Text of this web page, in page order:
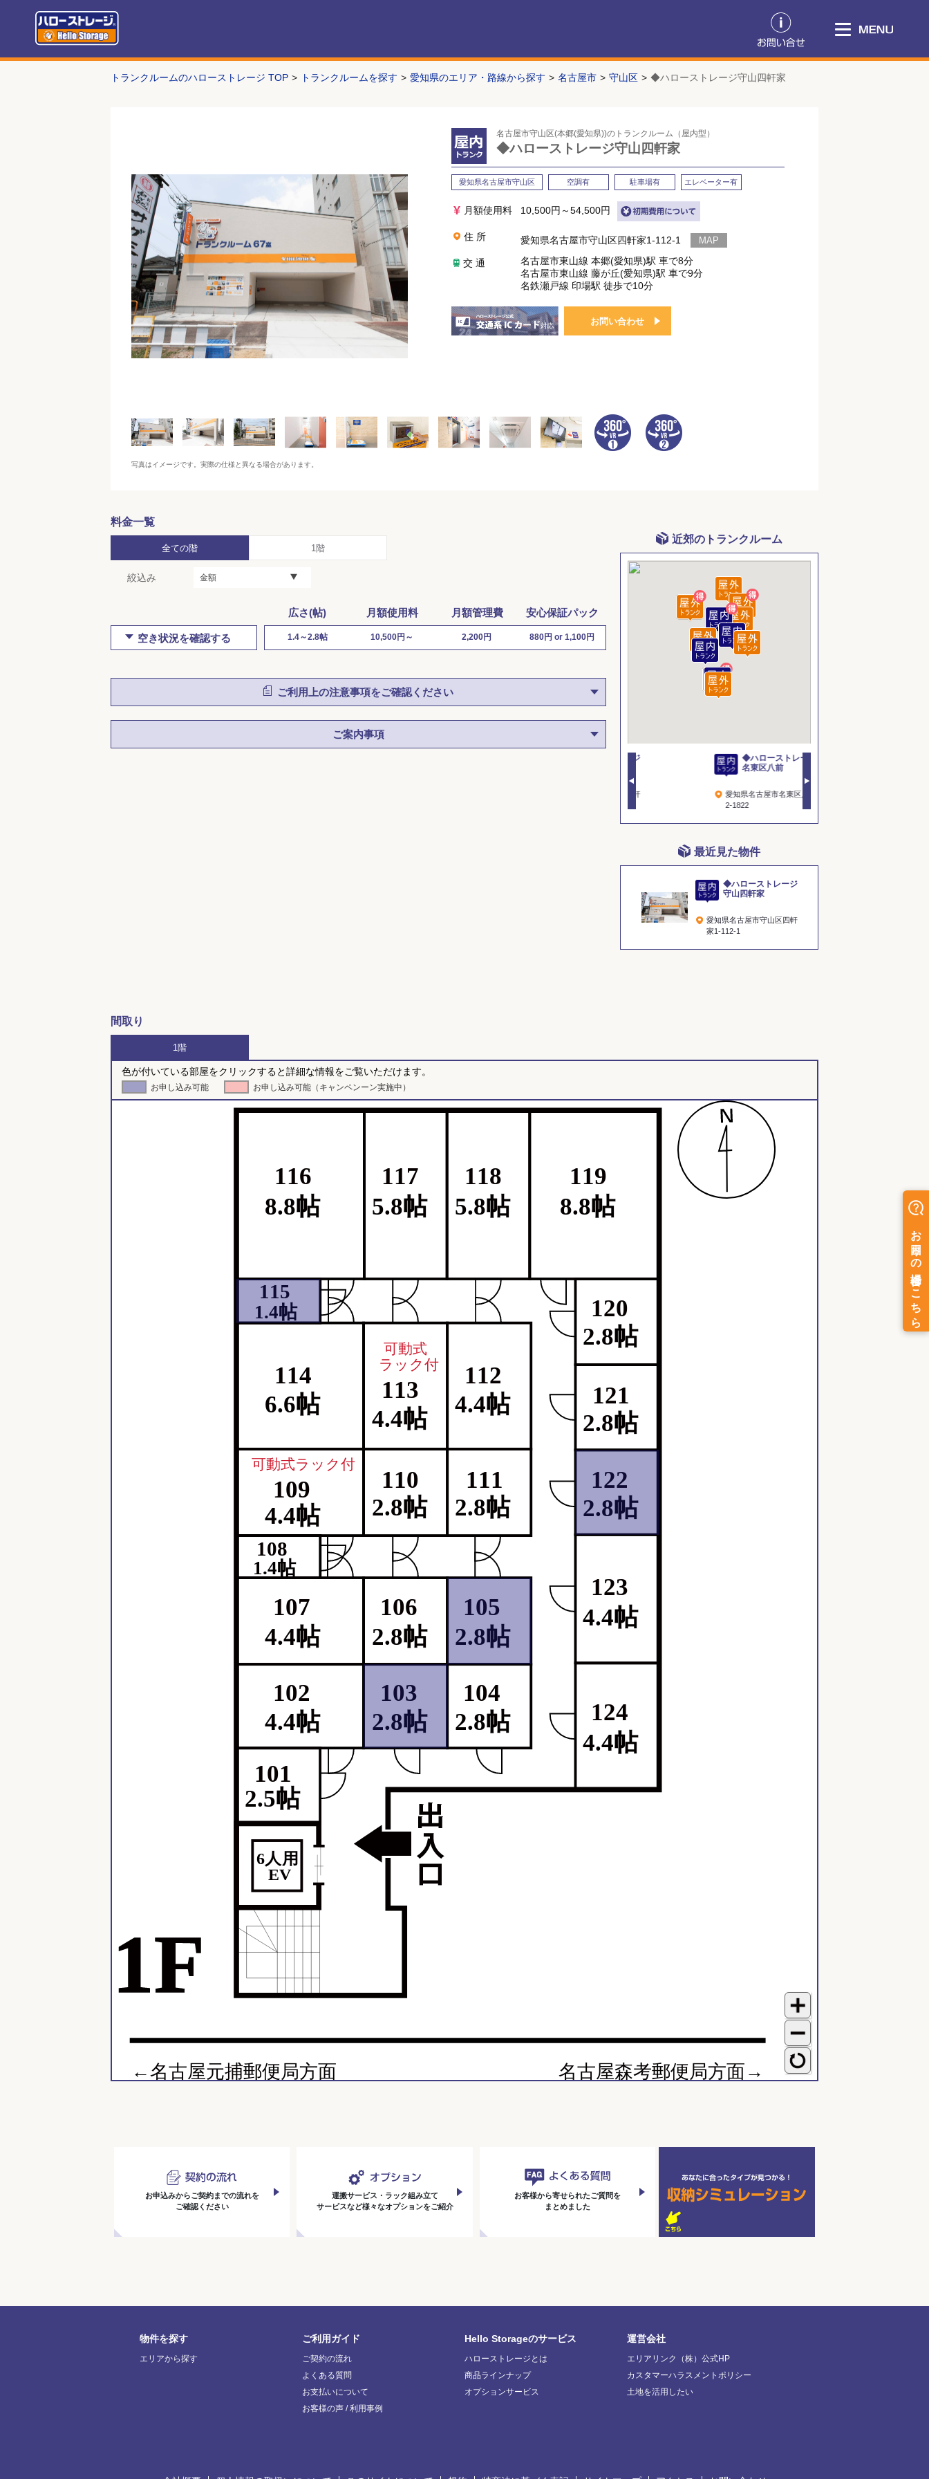
トランクルームのハローストレージ TOP トランクルームを探す 愛知県のエリア・路線から探す 名古屋市 守山区 ◆ハローストレージ守山四軒家
名古屋市守山区(本郷(愛知県))のトランクルーム（屋内型）
◆ハローストレージ守山四軒家
愛知県名古屋市守山区 空調有 駐車場有 エレベーター有
月額使用料 10,500円～54,500円
住 所 愛知県名古屋市守山区四軒家1-112-1
交 通
名古屋市東山線 本郷(愛知県)駅 車で8分
名古屋市東山線 藤が丘(愛知県)駅 車で9分
名鉄瀬戸線 印場駅 徒歩で10分
お問い合わせ
写真はイメージです。実際の仕様と異なる場合があります。
料金一覧
全ての階 1階
絞込み 金額
広さ(帖) 月額使用料 月額管理費 安心保証パック
空き状況を確認する 1.4～2.8帖 10,500円～ 2,200円 880円 or 1,100円
ご利用上の注意事項をご確認ください
ご案内事項
近郊のトランクルーム
◆ハローストレージ
名東区八前
愛知県名古屋市名東区八前
2-1822
最近見た物件
◆ハローストレージ
守山四軒家
愛知県名古屋市守山区四軒
家1-112-1
間取り
1階
色が付いている部屋をクリックすると詳細な情報をご覧いただけます。
お申し込み可能 お申し込み可能（キャンペンーン実施中）
←名古屋元捕郵便局方面 名古屋森考郵便局方面→
6人用
EV
101
102
107
108
109
114
115
116 117 118 119
120
121
122
123
124
106 105
104
103
110 111
112
113
2.5帖
4.4帖 2.8帖 2.8帖
2.8帖
2.8帖
4.4帖
1.4帖
4.4帖 2.8帖 2.8帖
4.4帖
4.4帖
6.6帖
1.4帖
8.8帖 5.8帖 5.8帖 8.8帖
2.8帖
2.8帖
2.8帖
4.4帖
4.4帖
1F
可動式
ラック付
可動式ラック付
号室(階数)
幅･奥行き･高さ
月額使用料 管理費
お申込みからご契約までの流れを
ご確認ください
運搬サービス・ラック組み立て
サービスなど様々なオプションをご紹介
お客様から寄せられたご質問を
まとめました
物件を探す
エリアから探す
ご利用ガイド
ご契約の流れ
よくある質問
お支払いについて
お客様の声 / 利用事例
Hello Storageのサービス
ハローストレージとは
商品ラインナップ
オプションサービス
運営会社
エリアリンク（株）公式HP
カスタマーハラスメントポリシー
土地を活用したい